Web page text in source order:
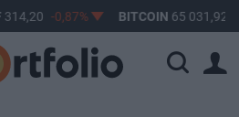
314,20 -0,87% BITCOIN 65 031,92